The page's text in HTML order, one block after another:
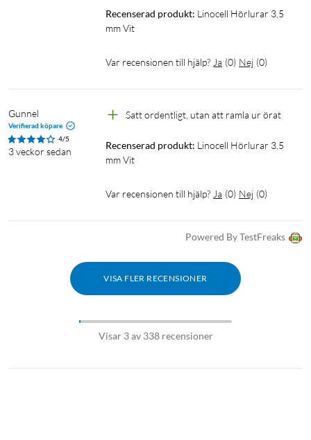
Recenserad produkt: Linocell Hörlurar 3,5
mm Vit
Var recensionen till hjälp? Ja (0) Nej (0)
Gunnel
Verifierad köpare
4/5
3 veckor sedan
Satt ordentligt, utan att ramla ur örat
Recenserad produkt: Linocell Hörlurar 3,5
mm Vit
Var recensionen till hjälp? Ja (0) Nej (0)
Powered By TestFreaks
VISA FLER RECENSIONER
Visar 3 av 338 recensioner